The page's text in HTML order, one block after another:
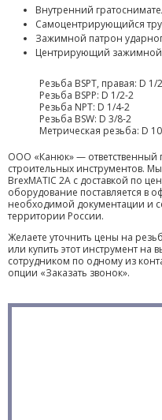
Внутренний
Самоцентрирующийся
Зажимной патрон
Центрирующий зажимной
Резьба BSPT, правая: D 1/
Резьба BSPP: D 1/2-2
Резьба NPT: D 1/4-2
Резьба BSW: D 3/8-2
Метрическая резьба: D
ООО «Канюк» — ответственный
строительных инструментов.
BrexMATIC 2А с доставкой по
оборудование поставляется в
необходимой документации и
территории России.
Желаете уточнить цены на
или купить этот инструмент на
сотрудником по одному из
опции «Заказать звонок».